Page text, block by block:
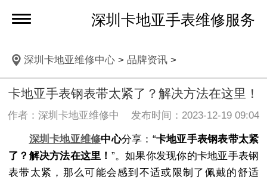
深圳卡地亚手表维修服务
深圳卡地亚维修中心> 品牌资讯>
卡地亚手表钢表带太紧了？解决方法在这里！
作者：深圳卡地亚维修中 发布时间：2023-12-19 09:04
深圳卡地亚维修中心分享：“卡地亚手表钢表带太紧
了？解决方法在这里！ ”。如果你发现你的卡地亚手表钢
表带太紧，那么可能会感到不适或限制了佩戴的舒适